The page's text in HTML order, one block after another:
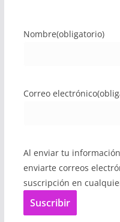
Nombre(obligatorio)
Correo electrónico
Al enviar tu
enviarte correos
suscripción en
Suscribir